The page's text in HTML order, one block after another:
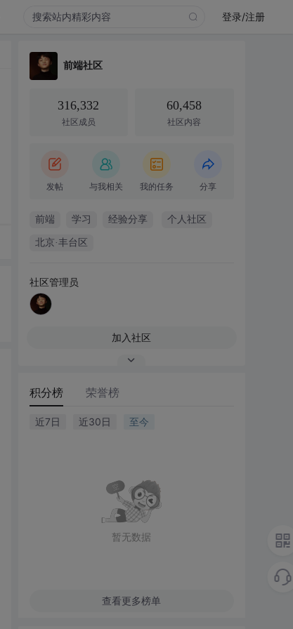
登录/注册
前端社区
316,332
社区成员
60,458
社区内容
发帖 与我相关 我的任务 分享
前端 学习 经验分享 个人社区
北京·丰台区
社区管理员
加入社区
积分榜 荣誉榜
近7日 近30日 至今
暂无数据
查看更多榜单